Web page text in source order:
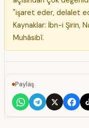
"işaret eder, delalet
Kaynaklar: İbn-i Şirin,
Muhâsibî.
Paylaş